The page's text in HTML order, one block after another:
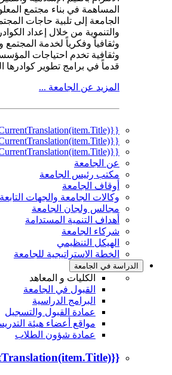
المساهمة في بناء مجتمع
الجامعة إلى تلبية حاجات
والتنموية من خلال إعداد
وثقافياً وفكرياً لخدمة المجتمع
وثقافية تخدم احتياجات
قدماً في برامج تطوير كوادرها
المزيد عن الجامعة ...
{{mmc.getCurrentTranslation(item.Title)}}
{{mmc.getCurrentTranslation(item.Title)}}
{{mmc.getCurrentTranslation(item.Title)}}
عن الجامعة
مكتب رئيس الجامعة
أوقاف الجامعة
وكالات الجامعة والجهات التابعة
مجالس ولجان الجامعة
أهداف التنمية المستدامة
شركاء الجامعة
الهيكل التنظيمي
الخطة الاستراتيجية للجامعة
الدراسة في الجامعة
الكليات و المعاهد
القبول في الجامعة
البرامج الدراسية
عمادة القبول والتسجيل
مواقع أعضاء هيئة
عمادة شؤون الطلاب
{{mmc.getCurrentTranslation(item.Title)}}